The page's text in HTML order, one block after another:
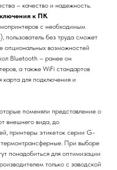
– качество и надежность.
к ПК
с необходимым
пользователь без труда сможет
опциональных возможностей
Bluetooth – ранее он
а также WiFi стандартов
карта для подключения и
поменяли представление о
внешнего вида, до
принтеры этикеток серии G-
При выборе
понадобиться для оптимизации
только с заводской